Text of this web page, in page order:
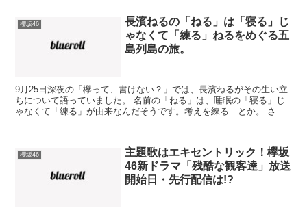
櫻坂46
長濱ねるの「ねる」は「寝る」じ
ゃなくて「練る」ねるをめぐる五
島列島の旅。
9月25日深夜の「欅って、書けない？」では、長濱ねるがその生い立
ちについて語っていました。 名前の「ねる」は、睡眠の「寝る」じ
ゃなくて「練る」が由来なんだそうです。考えを練る…とか。 さら
櫻坂46
主題歌はエキセントリック！欅坂
46新ドラマ「残酷な観客達」放送
開始日・先行配信は!?